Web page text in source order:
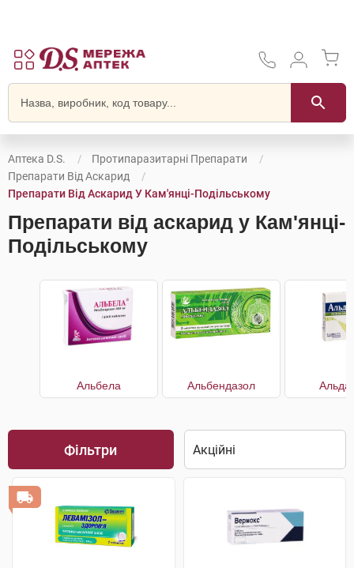
Аптека D.S.
Протипаразитарні Препарати
Препарати Від Аскарид
Препарати Від Аскарид У Кам'янці-Подільському
Препарати від аскарид у Кам'янці-
Подільському
Альбела Альбендазол
Фільтри